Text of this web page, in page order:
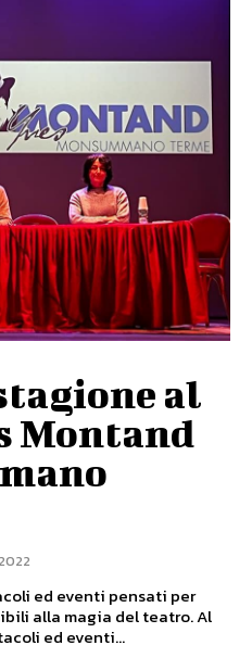
al
Montand
ed eventi pensati per
alla magia del teatro. Al
ed eventi...